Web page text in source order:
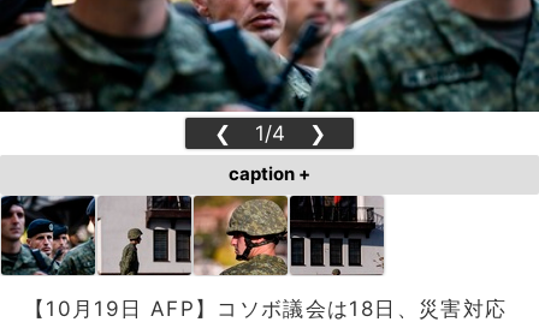
❮ 1/4 ❯
caption +
【10月19日 AFP】コソボ議会は18日、災害対応